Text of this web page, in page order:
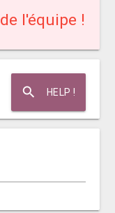
l'équipe !
search HELP !